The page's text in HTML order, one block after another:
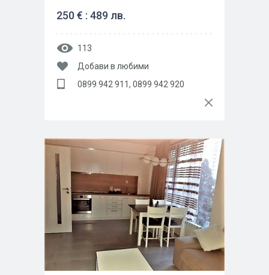
250 € : 489 лв.
113
Добави в любими
0899 942 911, 0899 942 920